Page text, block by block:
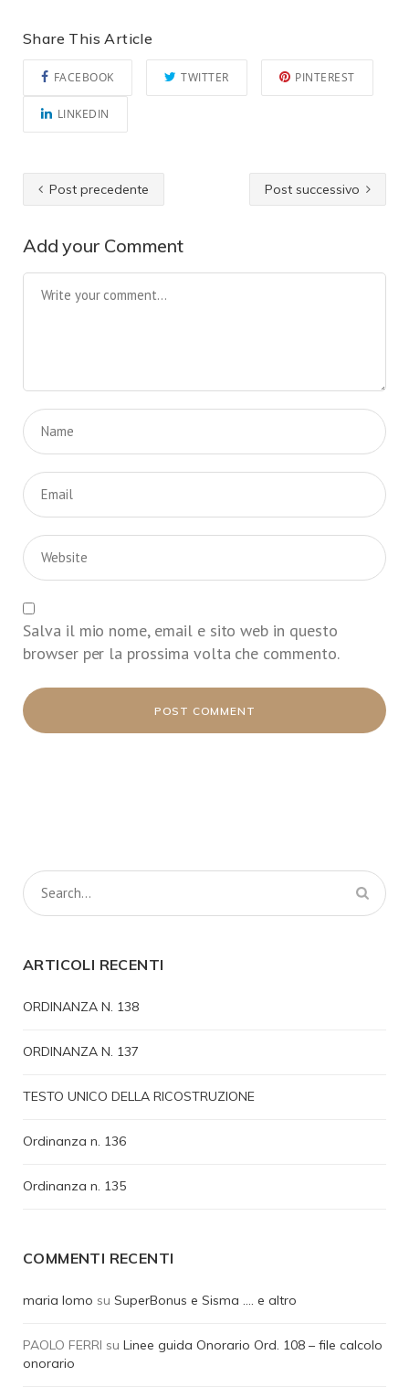
Share This Article
FACEBOOK TWITTER PINTEREST
LINKEDIN
Post precedente Post successivo
Add your Comment
Salva il mio nome, email e sito web in questo
browser per la prossima volta che commento.
ARTICOLI RECENTI
ORDINANZA N. 138
ORDINANZA N. 137
TESTO UNICO DELLA RICOSTRUZIONE
Ordinanza n. 136
Ordinanza n. 135
COMMENTI RECENTI
maria lomo su SuperBonus e Sisma …. e altro
PAOLO FERRI su Linee guida Onorario Ord. 108 – file calcolo
onorario